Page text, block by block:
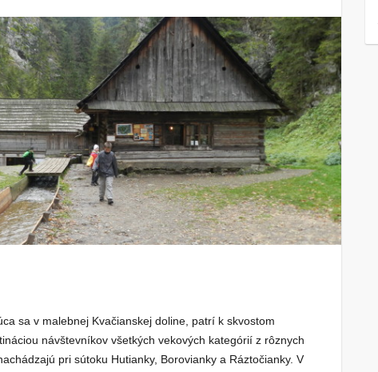
sa v malebnej Kvačianskej doline, patrí k skvostom
návštevníkov všetkých vekových kategórií z rôznych
pri sútoku Hutianky, Borovianky a Ráztočianky. V